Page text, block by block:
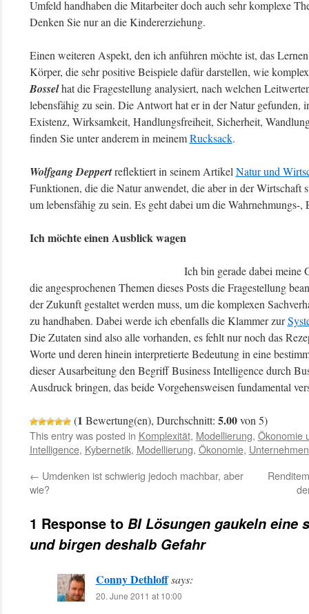
Umfeld handhaben die Mitarbeiter doch auch sehr komplexe
Denken Sie nur an die Kindererziehung.
Einen weiteren Aspekt, den ich anführen möchte ist, das
Körper, die sehr positive Beispiele dafür darstellen, wie
Bosselhat die Fragestellung analysiert, nach welchen
lebensfähig zu sein. Die Antwort hat er in der Natur gefunden,
Existenz, Wirksamkeit, Handlungsfreiheit, Sicherheit,
finden Sie unter anderem in meinemRucksack.
Wolfgang Deppertreflektiert in seinem Artikel Natur und
Funktionen, die die Natur anwendet, die aber in der
um lebensfähig zu sein. Es geht dabei um die
Ich möchte einen Ausblick wagen
Ich bin gerade dabei meine
die angesprochenen Themen dieses Posts die Fragestellung
der Zukunft gestaltet werden muss, um die komplexen
zu handhaben. Dabei werde ich ebenfalls die Klammer zur
Die Zutaten sind also alle vorhanden, es fehlt nur noch das
Worte und deren hinein interpretierte Bedeutung in eine
dieser Ausarbeitung den Begriff Business Intelligence durch
Ausdruck bringen, das beide Vorgehensweisen fundamental
(1 Bewertung(en), Durchschnitt: 5.00von 5)
This entry was posted in Komplexität, Modellierung, Ökonomie
Intelligence, Kybernetik, Modellierung, Ökonomie,
← Umdenken ist schwierig jedoch machbar, aber
wie?
1 Response to BI Lösungen gaukeln eine
und birgen deshalb Gefahr
Conny Dethloff says:
20. June 2011 at 10:00